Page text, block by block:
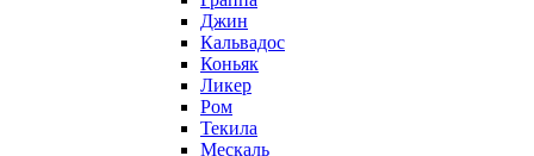
Джин
Кальвадос
Коньяк
Ликер
Ром
Текила
Мескаль